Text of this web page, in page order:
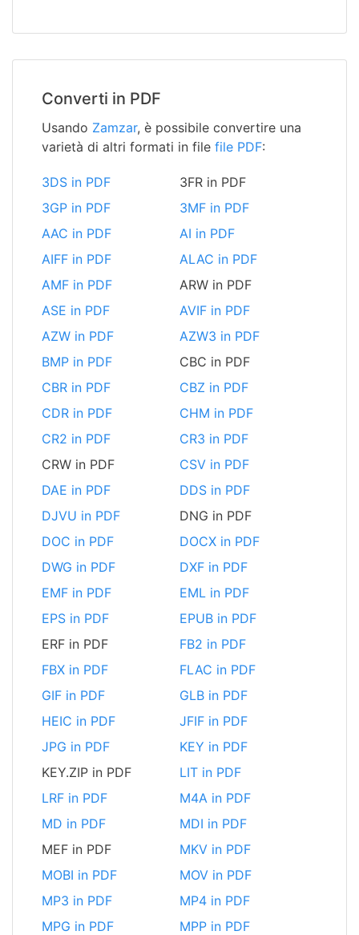
Converti in PDF
Usando Zamzar, è possibile convertire una
varietà di altri formati in file file PDF:
3DS in PDF
3FR in PDF
3GP in PDF
3MF in PDF
AAC in PDF
AI in PDF
AIFF in PDF
ALAC in PDF
AMF in PDF
ARW in PDF
ASE in PDF
AVIF in PDF
AZW in PDF
AZW3 in PDF
BMP in PDF
CBC in PDF
CBR in PDF
CBZ in PDF
CDR in PDF
CHM in PDF
CR2 in PDF
CR3 in PDF
CRW in PDF
CSV in PDF
DAE in PDF
DDS in PDF
DJVU in PDF
DNG in PDF
DOC in PDF
DOCX in PDF
DWG in PDF
DXF in PDF
EMF in PDF
EML in PDF
EPS in PDF
EPUB in PDF
ERF in PDF
FB2 in PDF
FBX in PDF
FLAC in PDF
GIF in PDF
GLB in PDF
HEIC in PDF
JFIF in PDF
JPG in PDF
KEY in PDF
KEY.ZIP in PDF
LIT in PDF
LRF in PDF
M4A in PDF
MD in PDF
MDI in PDF
MEF in PDF
MKV in PDF
MOBI in PDF
MOV in PDF
MP3 in PDF
MP4 in PDF
MPG in PDF
MPP in PDF